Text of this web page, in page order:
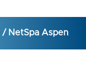
/ NetSpa Aspen